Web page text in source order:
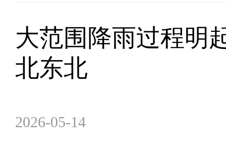
大范围降雨过程明
北东北
2026-05-14